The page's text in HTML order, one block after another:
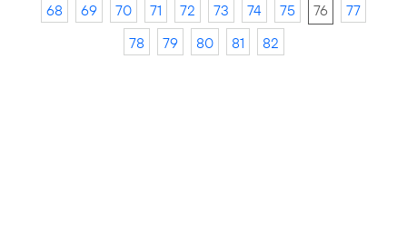
68
69 70 71 72 73 74 75 76
77
78
79 80 81 82